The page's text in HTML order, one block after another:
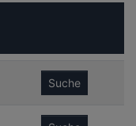
Suche